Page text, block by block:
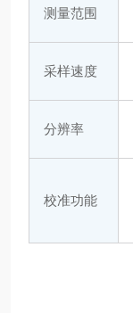
测量范围
采样速度
分辨率
校准功能